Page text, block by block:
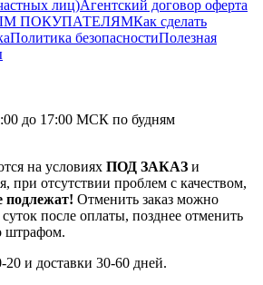
лиц)Агентский договор оферта
ПОКУПАТЕЛЯМКак сделать
Политика безопасностиПолезная
до 17:00 МСК по будням
на условиях ПОД ЗАКАЗ и
при отсутствии проблем с качеством,
подлежат! Отменить заказ можно
после оплаты, позднее отменить
штрафом.
20 и доставки 30-60 дней.